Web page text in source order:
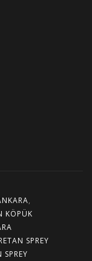
,
KÖPÜK
SPREY